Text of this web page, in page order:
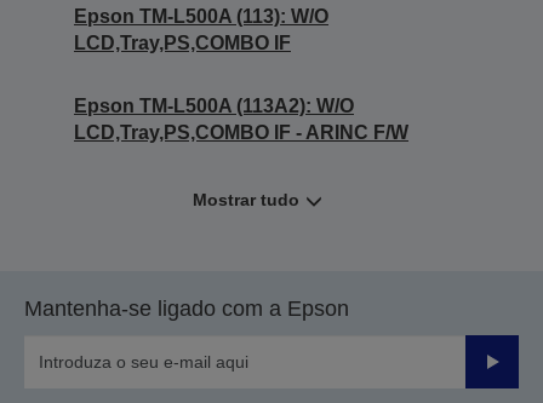
Epson TM-L500A (113): W/O
LCD,Tray,PS,COMBO IF
Epson TM-L500A (113A2): W/O
LCD,Tray,PS,COMBO IF - ARINC F/W
Mostrar tudo
Mantenha-se ligado com a Epson
Enviar